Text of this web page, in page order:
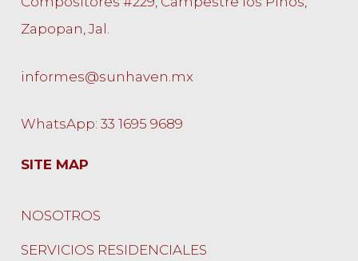
Zapopan, Jal.
informes@sunhaven.mx
WhatsApp: 33 1695 9689
SITE MAP
NOSOTROS
SERVICIOS RESIDENCIALES